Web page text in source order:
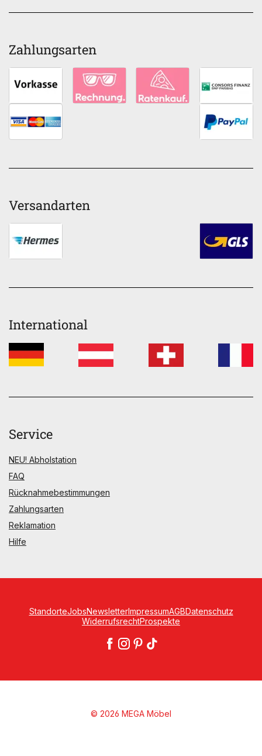
Zahlungsarten
Versandarten
International
Service
NEU! Abholstation
FAQ
Rücknahmebestimmungen
Zahlungsarten
Reklamation
Hilfe
StandorteJobsNewsletterImpressumAGBDatenschutz
WiderrufsrechtProspekte
© 2026 MEGA Möbel